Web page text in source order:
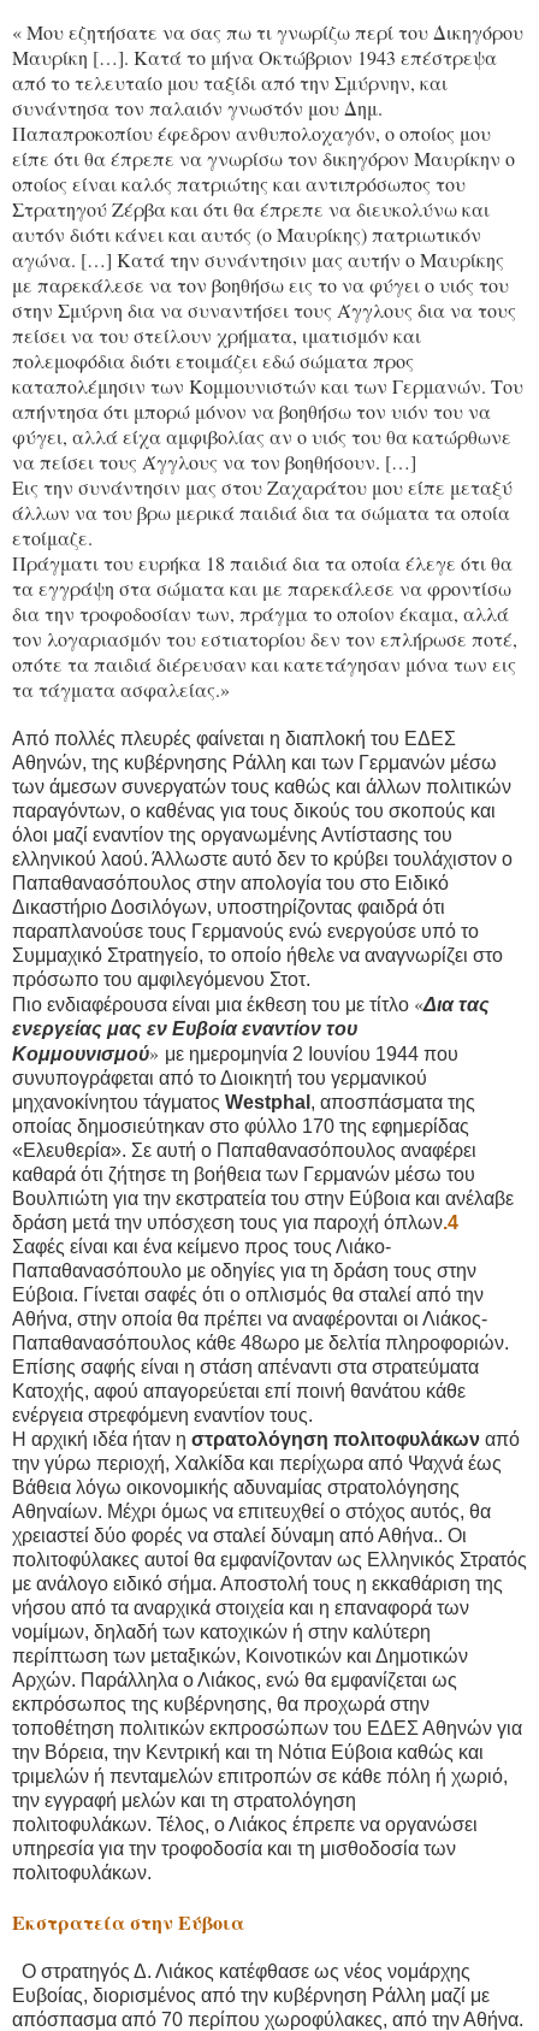
« Μου εζητήσατε να σας πω τι γνωρίζω περί του Δικηγόρου
Μαυρίκη […]. Κατά το μήνα Οκτώβριον 1943 επέστρεψα
από το τελευταίο μου ταξίδι από την Σμύρνην, και
συνάντησα τον παλαιόν γνωστόν μου Δημ.
Παπαπροκοπίου έφεδρον ανθυπολοχαγόν, ο οποίος μου
είπε ότι θα έπρεπε να γνωρίσω τον δικηγόρον Μαυρίκην ο
οποίος είναι καλός πατριώτης και αντιπρόσωπος του
Στρατηγού Ζέρβα και ότι θα έπρεπε να διευκολύνω και
αυτόν διότι κάνει και αυτός (ο Μαυρίκης) πατριωτικόν
αγώνα. […] Κατά την συνάντησιν μας αυτήν ο Μαυρίκης
με παρεκάλεσε να τον βοηθήσω εις το να φύγει ο υιός του
στην Σμύρνη δια να συναντήσει τους Άγγλους δια να τους
πείσει να του στείλουν χρήματα, ιματισμόν και
πολεμοφόδια διότι ετοιμάζει εδώ σώματα προς
καταπολέμησιν των Κομμουνιστών και των Γερμανών. Του
απήντησα ότι μπορώ μόνον να βοηθήσω τον υιόν του να
φύγει, αλλά είχα αμφιβολίας αν ο υιός του θα κατώρθωνε
να πείσει τους Άγγλους να τον βοηθήσουν. […]
Εις την συνάντησιν μας στου Ζαχαράτου μου είπε μεταξύ
άλλων να του βρω μερικά παιδιά δια τα σώματα τα οποία
ετοίμαζε.
Πράγματι του ευρήκα 18 παιδιά δια τα οποία έλεγε ότι θα
τα εγγράψη στα σώματα και με παρεκάλεσε να φροντίσω
δια την τροφοδοσίαν των, πράγμα το οποίον έκαμα, αλλά
τον λογαριασμόν του εστιατορίου δεν τον επλήρωσε ποτέ,
οπότε τα παιδιά διέρευσαν και κατετάγησαν μόνα των εις
τα τάγματα ασφαλείας.»
Από πολλές πλευρές φαίνεται η διαπλοκή του ΕΔΕΣ
Αθηνών, της κυβέρνησης Ράλλη και των Γερμανών μέσω
των άμεσων συνεργατών τους καθώς και άλλων πολιτικών
παραγόντων, ο καθένας για τους δικούς του σκοπούς και
όλοι μαζί εναντίον της οργανωμένης Αντίστασης του
ελληνικού λαού. Άλλωστε αυτό δεν το κρύβει τουλάχιστον ο
Παπαθανασόπουλος στην απολογία του στο Ειδικό
Δικαστήριο Δοσιλόγων, υποστηρίζοντας φαιδρά ότι
παραπλανούσε τους Γερμανούς ενώ ενεργούσε υπό το
Συμμαχικό Στρατηγείο, το οποίο ήθελε να αναγνωρίζει στο
πρόσωπο του αμφιλεγόμενου Στοτ.
Πιο ενδιαφέρουσα είναι μια έκθεση του με τίτλο «Δια τας
ενεργείας μας εν Ευβοία εναντίον του
Κομμουνισμού» με ημερομηνία 2 Ιουνίου 1944 που
συνυπογράφεται από το Διοικητή του γερμανικού
μηχανοκίνητου τάγματος Westphal , αποσπάσματα της
οποίας δημοσιεύτηκαν στο φύλλο 170 της εφημερίδας
«Ελευθερία». Σε αυτή ο Παπαθανασόπουλος αναφέρει
καθαρά ότι ζήτησε τη βοήθεια των Γερμανών μέσω του
Βουλπιώτη για την εκστρατεία του στην Εύβοια και ανέλαβε
δράση μετά την υπόσχεση τους για παροχή όπλων.4
Σαφές είναι και ένα κείμενο προς τους Λιάκο-
Παπαθανασόπουλο με οδηγίες για τη δράση τους στην
Εύβοια. Γίνεται σαφές ότι ο οπλισμός θα σταλεί από την
Αθήνα, στην οποία θα πρέπει να αναφέρονται οι Λιάκος-
Παπαθανασόπουλος κάθε 48ωρο με δελτία πληροφοριών.
Επίσης σαφής είναι η στάση απέναντι στα στρατεύματα
Κατοχής, αφού απαγορεύεται επί ποινή θανάτου κάθε
ενέργεια στρεφόμενη εναντίον τους.
Η αρχική ιδέα ήταν η στρατολόγηση πολιτοφυλάκων από
την γύρω περιοχή, Χαλκίδα και περίχωρα από Ψαχνά έως
Βάθεια λόγω οικονομικής αδυναμίας στρατολόγησης
Αθηναίων. Μέχρι όμως να επιτευχθεί ο στόχος αυτός, θα
χρειαστεί δύο φορές να σταλεί δύναμη από Αθήνα.. Οι
πολιτοφύλακες αυτοί θα εμφανίζονταν ως Ελληνικός Στρατός
με ανάλογο ειδικό σήμα. Αποστολή τους η εκκαθάριση της
νήσου από τα αναρχικά στοιχεία και η επαναφορά των
νομίμων, δηλαδή των κατοχικών ή στην καλύτερη
περίπτωση των μεταξικών, Κοινοτικών και Δημοτικών
Αρχών. Παράλληλα ο Λιάκος, ενώ θα εμφανίζεται ως
εκπρόσωπος της κυβέρνησης, θα προχωρά στην
τοποθέτηση πολιτικών εκπροσώπων του ΕΔΕΣ Αθηνών για
την Βόρεια, την Κεντρική και τη Νότια Εύβοια καθώς και
τριμελών ή πενταμελών επιτροπών σε κάθε πόλη ή χωριό,
την εγγραφή μελών και τη στρατολόγηση
πολιτοφυλάκων. Τέλος, ο Λιάκος έπρεπε να οργανώσει
υπηρεσία για την τροφοδοσία και τη μισθοδοσία των
πολιτοφυλάκων.
Εκστρατεία στην Εύβοια
Ο στρατηγός Δ. Λιάκος κατέφθασε ως νέος νομάρχης
Ευβοίας, διορισμένος από την κυβέρνηση Ράλλη μαζί με
απόσπασμα από 70 περίπου χωροφύλακες, από την Αθήνα.